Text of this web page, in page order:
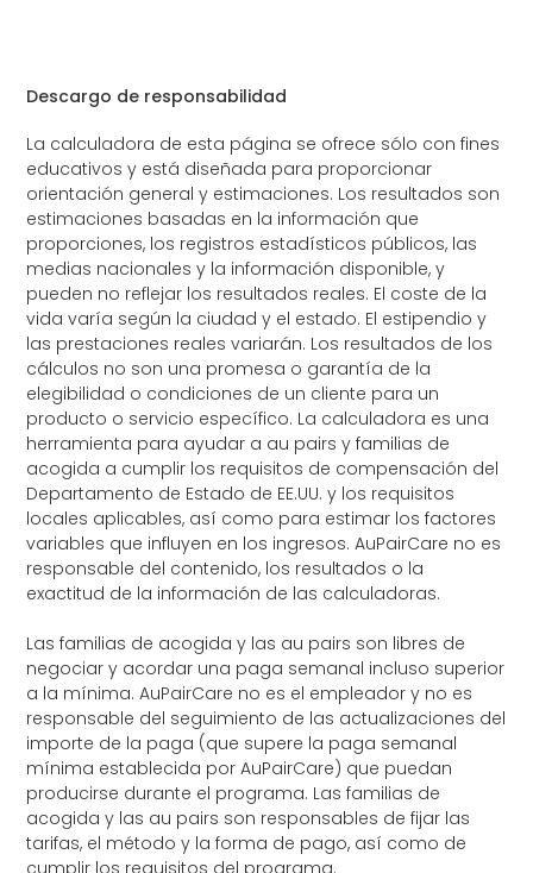
Descargo de responsabilidad
La calculadora de esta página se ofrece sólo con fines
educativos y está diseñada para proporcionar
orientación general y estimaciones. Los resultados son
estimaciones basadas en la información que
proporciones, los registros estadísticos públicos, las
medias nacionales y la información disponible, y
pueden no reflejar los resultados reales. El coste de la
vida varía según la ciudad y el estado. El estipendio y
las prestaciones reales variarán. Los resultados de los
cálculos no son una promesa o garantía de la
elegibilidad o condiciones de un cliente para un
producto o servicio específico. La calculadora es una
herramienta para ayudar a au pairs y familias de
acogida a cumplir los requisitos de compensación del
Departamento de Estado de EE.UU. y los requisitos
locales aplicables, así como para estimar los factores
variables que influyen en los ingresos. AuPairCare no es
responsable del contenido, los resultados o la
exactitud de la información de las calculadoras.
Las familias de acogida y las au pairs son libres de
negociar y acordar una paga semanal incluso superior
a la mínima. AuPairCare no es el empleador y no es
responsable del seguimiento de las actualizaciones del
importe de la paga (que supere la paga semanal
mínima establecida por AuPairCare) que puedan
producirse durante el programa. Las familias de
acogida y las au pairs son responsables de fijar las
tarifas, el método y la forma de pago, así como de
cumplir los requisitos del programa.